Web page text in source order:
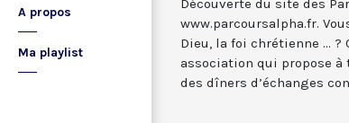
A propos
Ma playlist
Découverte du site des
www.parcoursalpha.fr.
Dieu, la foi chrétienne ...
association qui propose
des dîners d’échanges